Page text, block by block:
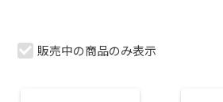
販売中の商品のみ表示